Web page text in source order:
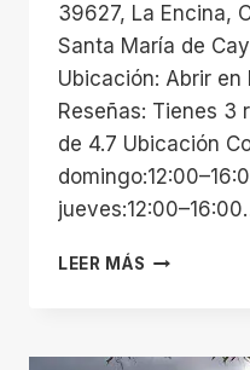
39627, La Encina,
Santa María de
Ubicación: Abrir
Reseñas: Tienes 3
de 4.7 Ubicación
LEER MÁS PISCINA
RUIZ.